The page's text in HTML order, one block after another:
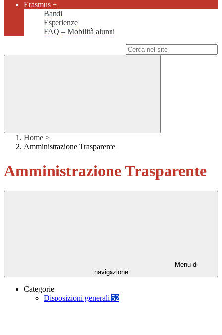
Erasmus +
Bandi
Esperienze
FAQ – Mobilità alunni
Home >
Amministrazione Trasparente
Amministrazione Trasparente
Menu di
navigazione
Categorie
Disposizioni generali 52